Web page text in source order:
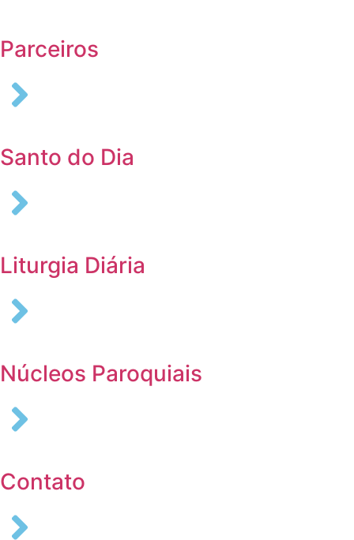
Parceiros
Santo do Dia
Liturgia Diária
Núcleos Paroquiais
Contato